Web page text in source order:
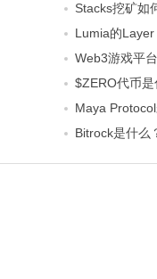
Stacks挖矿如
Lumia的
Web3游戏平
$ZERO代币
Maya
Bitrock是什么